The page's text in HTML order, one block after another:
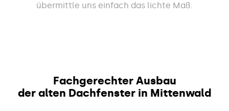
übermittle uns einfach das lichte Maß.
Fachgerechter Ausbau
der alten Dachfenster in Mittenwald